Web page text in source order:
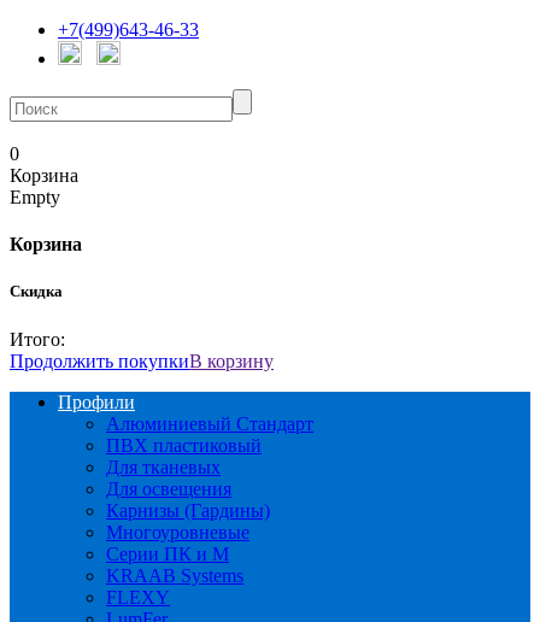
+7(499)643-46-33
0
Корзина
Empty
Корзина
Скидка
Итого:
Продолжить покупкиВ корзину
Профили
Алюминиевый Стандарт
ПВХ пластиковый
Для тканевых
Для освещения
Карнизы (Гардины)
Многоуровневые
Серии ПК и М
KRAAB Systems
FLEXY